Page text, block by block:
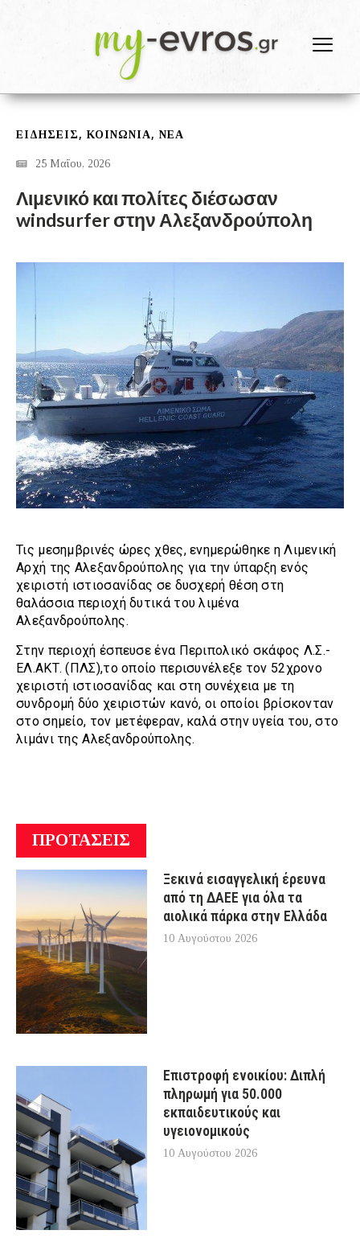
ΕΙΔΗΣΕΙΣ ,ΚΟΙΝΩΝΙΑ, ΝΕΑ
25 Μαΐου, 2026
Λιμενικό και πολίτες διέσωσαν
windsurfer στην Αλεξανδρούπολη
Τις μεσημβρινές ώρες χθες, ενημερώθηκε η Λιμενική
Αρχή της Αλεξανδρούπολης για την ύπαρξη ενός
χειριστή ιστιοσανίδας σε δυσχερή θέση στη
θαλάσσια περιοχή δυτικά του λιμένα
Αλεξανδρούπολης.
Στην περιοχή έσπευσε ένα Περιπολικό σκάφος Λ.Σ.-
ΕΛ.ΑΚΤ. (ΠΛΣ),το οποίο περισυνέλεξε τον 52χρονο
χειριστή ιστιοσανίδας και στη συνέχεια με τη
συνδρομή δύο χειριστών κανό, οι οποίοι βρίσκονταν
στο σημείο, τον μετέφεραν, καλά στην υγεία του, στο
λιμάνι της Αλεξανδρούπολης.
ΠΡΟΤΑΣΕΙΣ
Ξεκινά εισαγγελική έρευνα
από τη ΔΑΕΕ για όλα τα
αιολικά πάρκα στην Ελλάδα
10 Αυγούστου 2026
Επιστροφή ενοικίου: Διπλή
πληρωμή για 50.000
εκπαιδευτικούς και
υγειονομικούς
10 Αυγούστου 2026